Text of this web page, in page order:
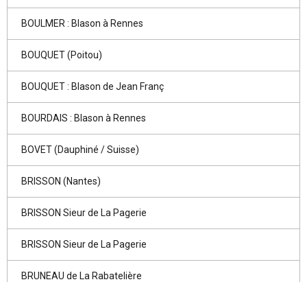
BOULMER : Blason à Rennes
BOUQUET (Poitou)
BOUQUET : Blason de Jean Franç
BOURDAIS : Blason à Rennes
BOVET (Dauphiné / Suisse)
BRISSON (Nantes)
BRISSON Sieur de La Pagerie
BRISSON Sieur de La Pagerie
BRUNEAU de La Rabatelière